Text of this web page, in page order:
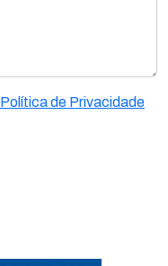
Política de Privacidade